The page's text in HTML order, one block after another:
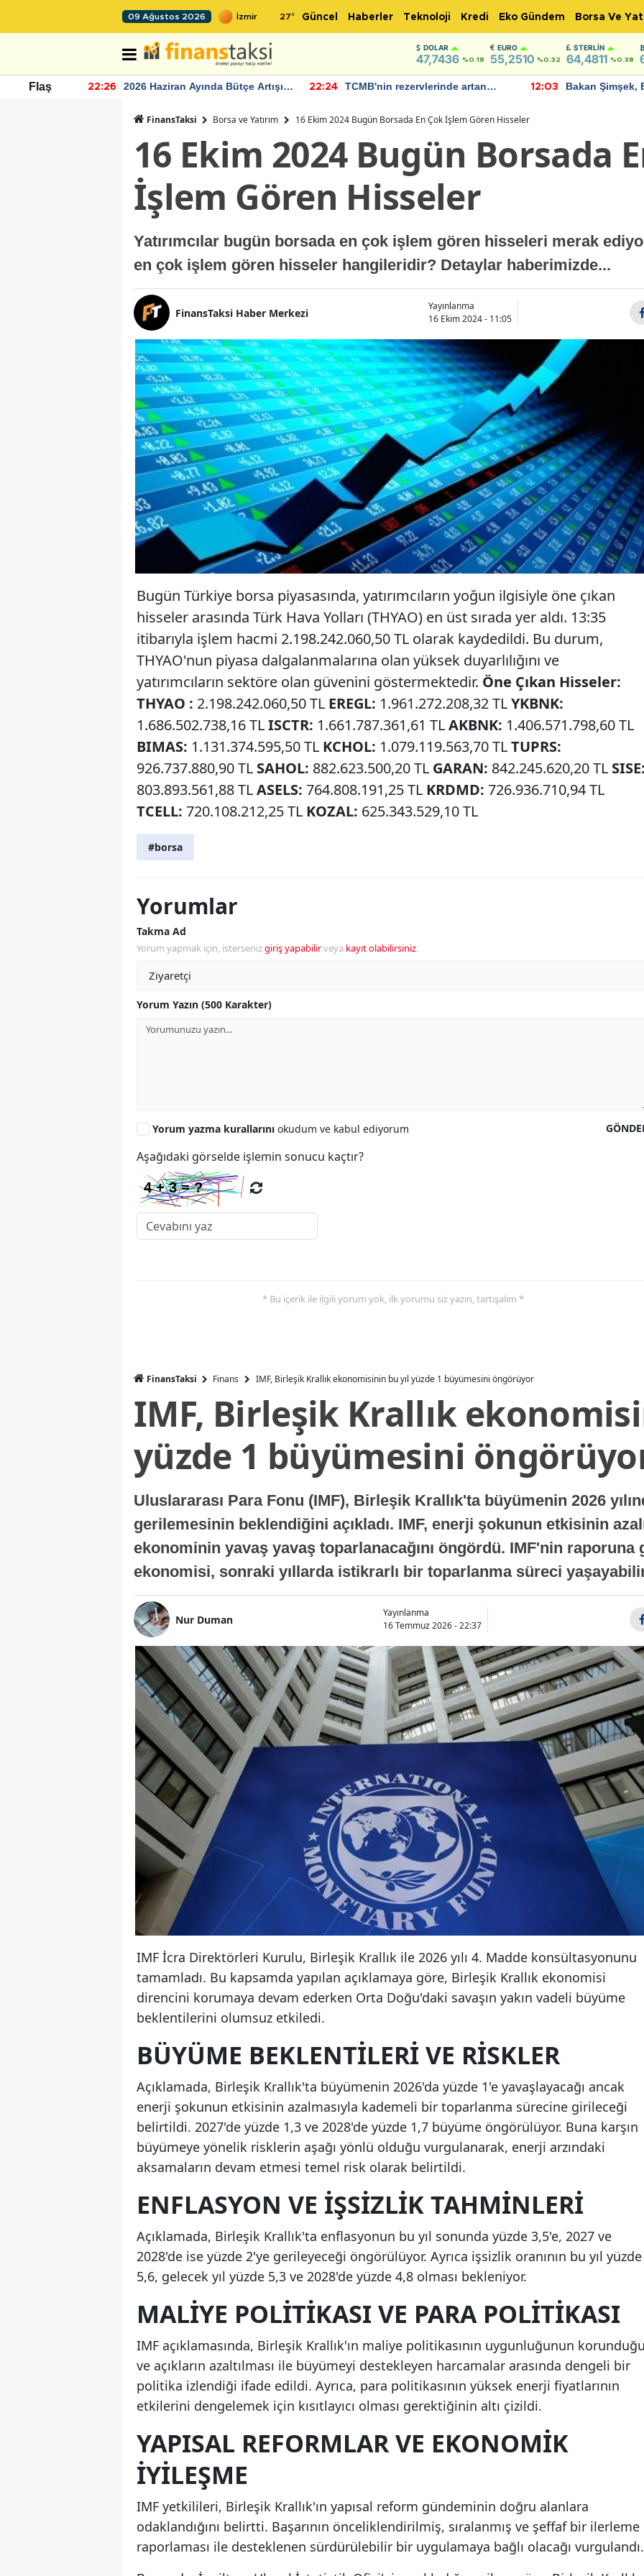
09 Ağustos 2026 27° Güncel Haberler Teknoloji Kredi Eko Gündem Borsa Ve
DOLAR
47,7436 %0.18
EURO
55,2510 %0.32
STERLIN
64,4811 %0.38
Flaş 22:26
2026 Haziran Ayında Bütçe Artışı
22:24
TCMB'nin rezervlerinde artan
12:03
Bakan Şimşek,
FinansTaksi Borsa ve Yatırım 16 Ekim 2024 Bugün Borsada En Çok İşlem Gören Hisseler
16 Ekim 2024 Bugün Borsada
İşlem Gören Hisseler
Yatırımcılar bugün borsada en çok işlem gören hisseleri merak
en çok işlem gören hisseler hangileridir? Detaylar haberimizde...
FinansTaksi Haber Merkezi
Yayınlanma
16 Ekim 2024 - 11:05
Bugün Türkiye borsa piyasasında, yatırımcıların yoğun ilgisiyle öne çıkan
hisseler arasında Türk Hava Yolları (THYAO) en üst sırada yer aldı. 13:35
itibarıyla işlem hacmi 2.198.242.060,50 TL olarak kaydedildi. Bu durum,
THYAO'nun piyasa dalgalanmalarına olan yüksek duyarlılığını ve
yatırımcıların sektöre olan güvenini göstermektedir. Öne Çıkan Hisseler:
THYAO : 2.198.242.060,50 TL EREGL: 1.961.272.208,32 TLYKBNK:
1.686.502.738,16 TLISCTR: 1.661.787.361,61 TLAKBNK: 1.406.571.798,60 TL
BIMAS: 1.131.374.595,50 TL KCHOL: 1.079.119.563,70 TLTUPRS:
926.737.880,90 TL SAHOL: 882.623.500,20 TL GARAN: 842.245.620,20 TL
803.893.561,88 TLASELS: 764.808.191,25 TL KRDMD: 726.936.710,94 TL
TCELL: 720.108.212,25 TL KOZAL: 625.343.529,10 TL
#borsa
Yorumlar
Takma Ad
Yorum yapmak için, istersenizgiriş yapabilirveya kayıt olabilirsiniz.
Yorum Yazın (500 Karakter)
Yorum yazma kurallarını okudum ve kabul ediyorum
Aşağıdaki görselde işlemin sonucu kaçtır?
* Bu içerik ile ilgili yorum yok, ilk yorumu siz yazın, tartışalım *
FinansTaksi Finans IMF, Birleşik Krallık ekonomisinin bu yıl yüzde 1 büyümesini öngörüyor
IMF, Birleşik Krallık
yüzde 1 büyümesini
Uluslararası Para Fonu (IMF), Birleşik Krallık'ta büyümenin 2026
gerilemesinin beklendiğini açıkladı. IMF, enerji şokunun etkisinin
ekonominin yavaş yavaş toparlanacağını öngördü. IMF'nin raporuna
ekonomisi, sonraki yıllarda istikrarlı bir toparlanma süreci
Nur Duman
Yayınlanma
16 Temmuz 2026 - 22:37
IMF İcra Direktörleri Kurulu, Birleşik Krallık ile 2026 yılı 4. Madde konsültasyonunu
tamamladı. Bu kapsamda yapılan açıklamaya göre, Birleşik Krallık ekonomisi
direncini korumaya devam ederken Orta Doğu'daki savaşın yakın vadeli büyüme
beklentilerini olumsuz etkiledi.
BÜYÜME BEKLENTILERI VE RISKLER
Açıklamada, Birleşik Krallık'ta büyümenin 2026'da yüzde 1'e yavaşlayacağı ancak
enerji şokunun etkisinin azalmasıyla kademeli bir toparlanma sürecine girileceği
belirtildi. 2027'de yüzde 1,3 ve 2028'de yüzde 1,7 büyüme öngörülüyor. Buna karşın
büyümeye yönelik risklerin aşağı yönlü olduğu vurgulanarak, enerji arzındaki
aksamaların devam etmesi temel risk olarak belirtildi.
ENFLASYON VE İŞSIZLIK TAHMINLERI
Açıklamada, Birleşik Krallık'ta enflasyonun bu yıl sonunda yüzde 3,5'e, 2027 ve
2028'de ise yüzde 2'ye gerileyeceği öngörülüyor. Ayrıca işsizlik oranının bu yıl yüzde
5,6, gelecek yıl yüzde 5,3 ve 2028'de yüzde 4,8 olması bekleniyor.
MALIYE POLITIKASI VE PARA POLITIKASI
IMF açıklamasında, Birleşik Krallık'ın maliye politikasının uygunluğunun
ve açıkların azaltılması ile büyümeyi destekleyen harcamalar arasında dengeli bir
politika izlendiği ifade edildi. Ayrıca, para politikasının yüksek enerji fiyatlarının
etkilerini dengelemek için kısıtlayıcı olması gerektiğinin altı çizildi.
YAPISAL REFORMLAR VE EKONOMIK
İYILEŞME
IMF yetkilileri, Birleşik Krallık'ın yapısal reform gündeminin doğru alanlara
odaklandığını belirtti. Başarının önceliklendirilmiş, sıralanmış ve şeffaf bir ilerleme
raporlaması ile desteklenen sürdürülebilir bir uygulamaya bağlı olacağı vurgulandı.